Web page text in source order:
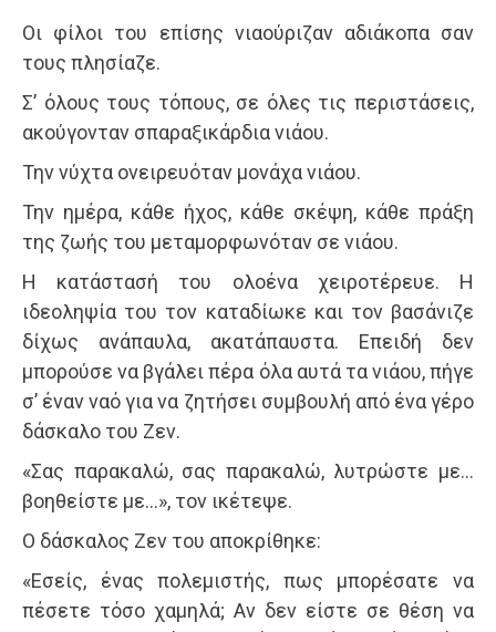
Οι φίλοι του επίσης νιαούριζαν αδιάκοπα σαν
τους πλησίαζε.
Σ’ όλους τους τόπους, σε όλες τις περιστάσεις,
ακούγονταν σπαραξικάρδια νιάου.
Την νύχτα ονειρευόταν μονάχα νιάου.
Την ημέρα, κάθε ήχος, κάθε σκέψη, κάθε πράξη
της ζωής του μεταμορφωνόταν σε νιάου.
Η κατάστασή του ολοένα χειροτέρευε. Η
ιδεοληψία του τον καταδίωκε και τον βασάνιζε
δίχως ανάπαυλα, ακατάπαυστα. Επειδή δεν
μπορούσε να βγάλει πέρα όλα αυτά τα νιάου, πήγε
σ’ έναν ναό για να ζητήσει συμβουλή από ένα γέρο
δάσκαλο του Ζεν.
«Σας παρακαλώ, σας παρακαλώ, λυτρώστε με…
βοηθείστε με…», τον ικέτεψε.
Ο δάσκαλος Ζεν του αποκρίθηκε:
«Εσείς, ένας πολεμιστής, πως μπορέσατε να
πέσετε τόσο χαμηλά; Αν δεν είστε σε θέση να